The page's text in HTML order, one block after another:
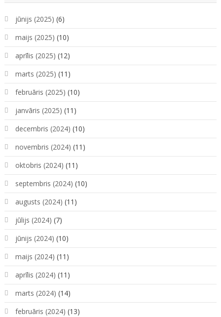
jūnijs (2025) (6)
maijs (2025) (10)
aprīlis (2025) (12)
marts (2025) (11)
februāris (2025) (10)
janvāris (2025) (11)
decembris (2024) (10)
novembris (2024) (11)
oktobris (2024) (11)
septembris (2024) (10)
augusts (2024) (11)
jūlijs (2024) (7)
jūnijs (2024) (10)
maijs (2024) (11)
aprīlis (2024) (11)
marts (2024) (14)
februāris (2024) (13)